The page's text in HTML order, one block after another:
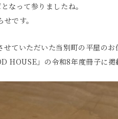
なって参りましたね。
です。
せていただいた当別町の平屋の
HOUSE」の令和8年度冊子に掲